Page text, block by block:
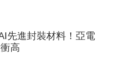
先進封裝材料！亞電
高